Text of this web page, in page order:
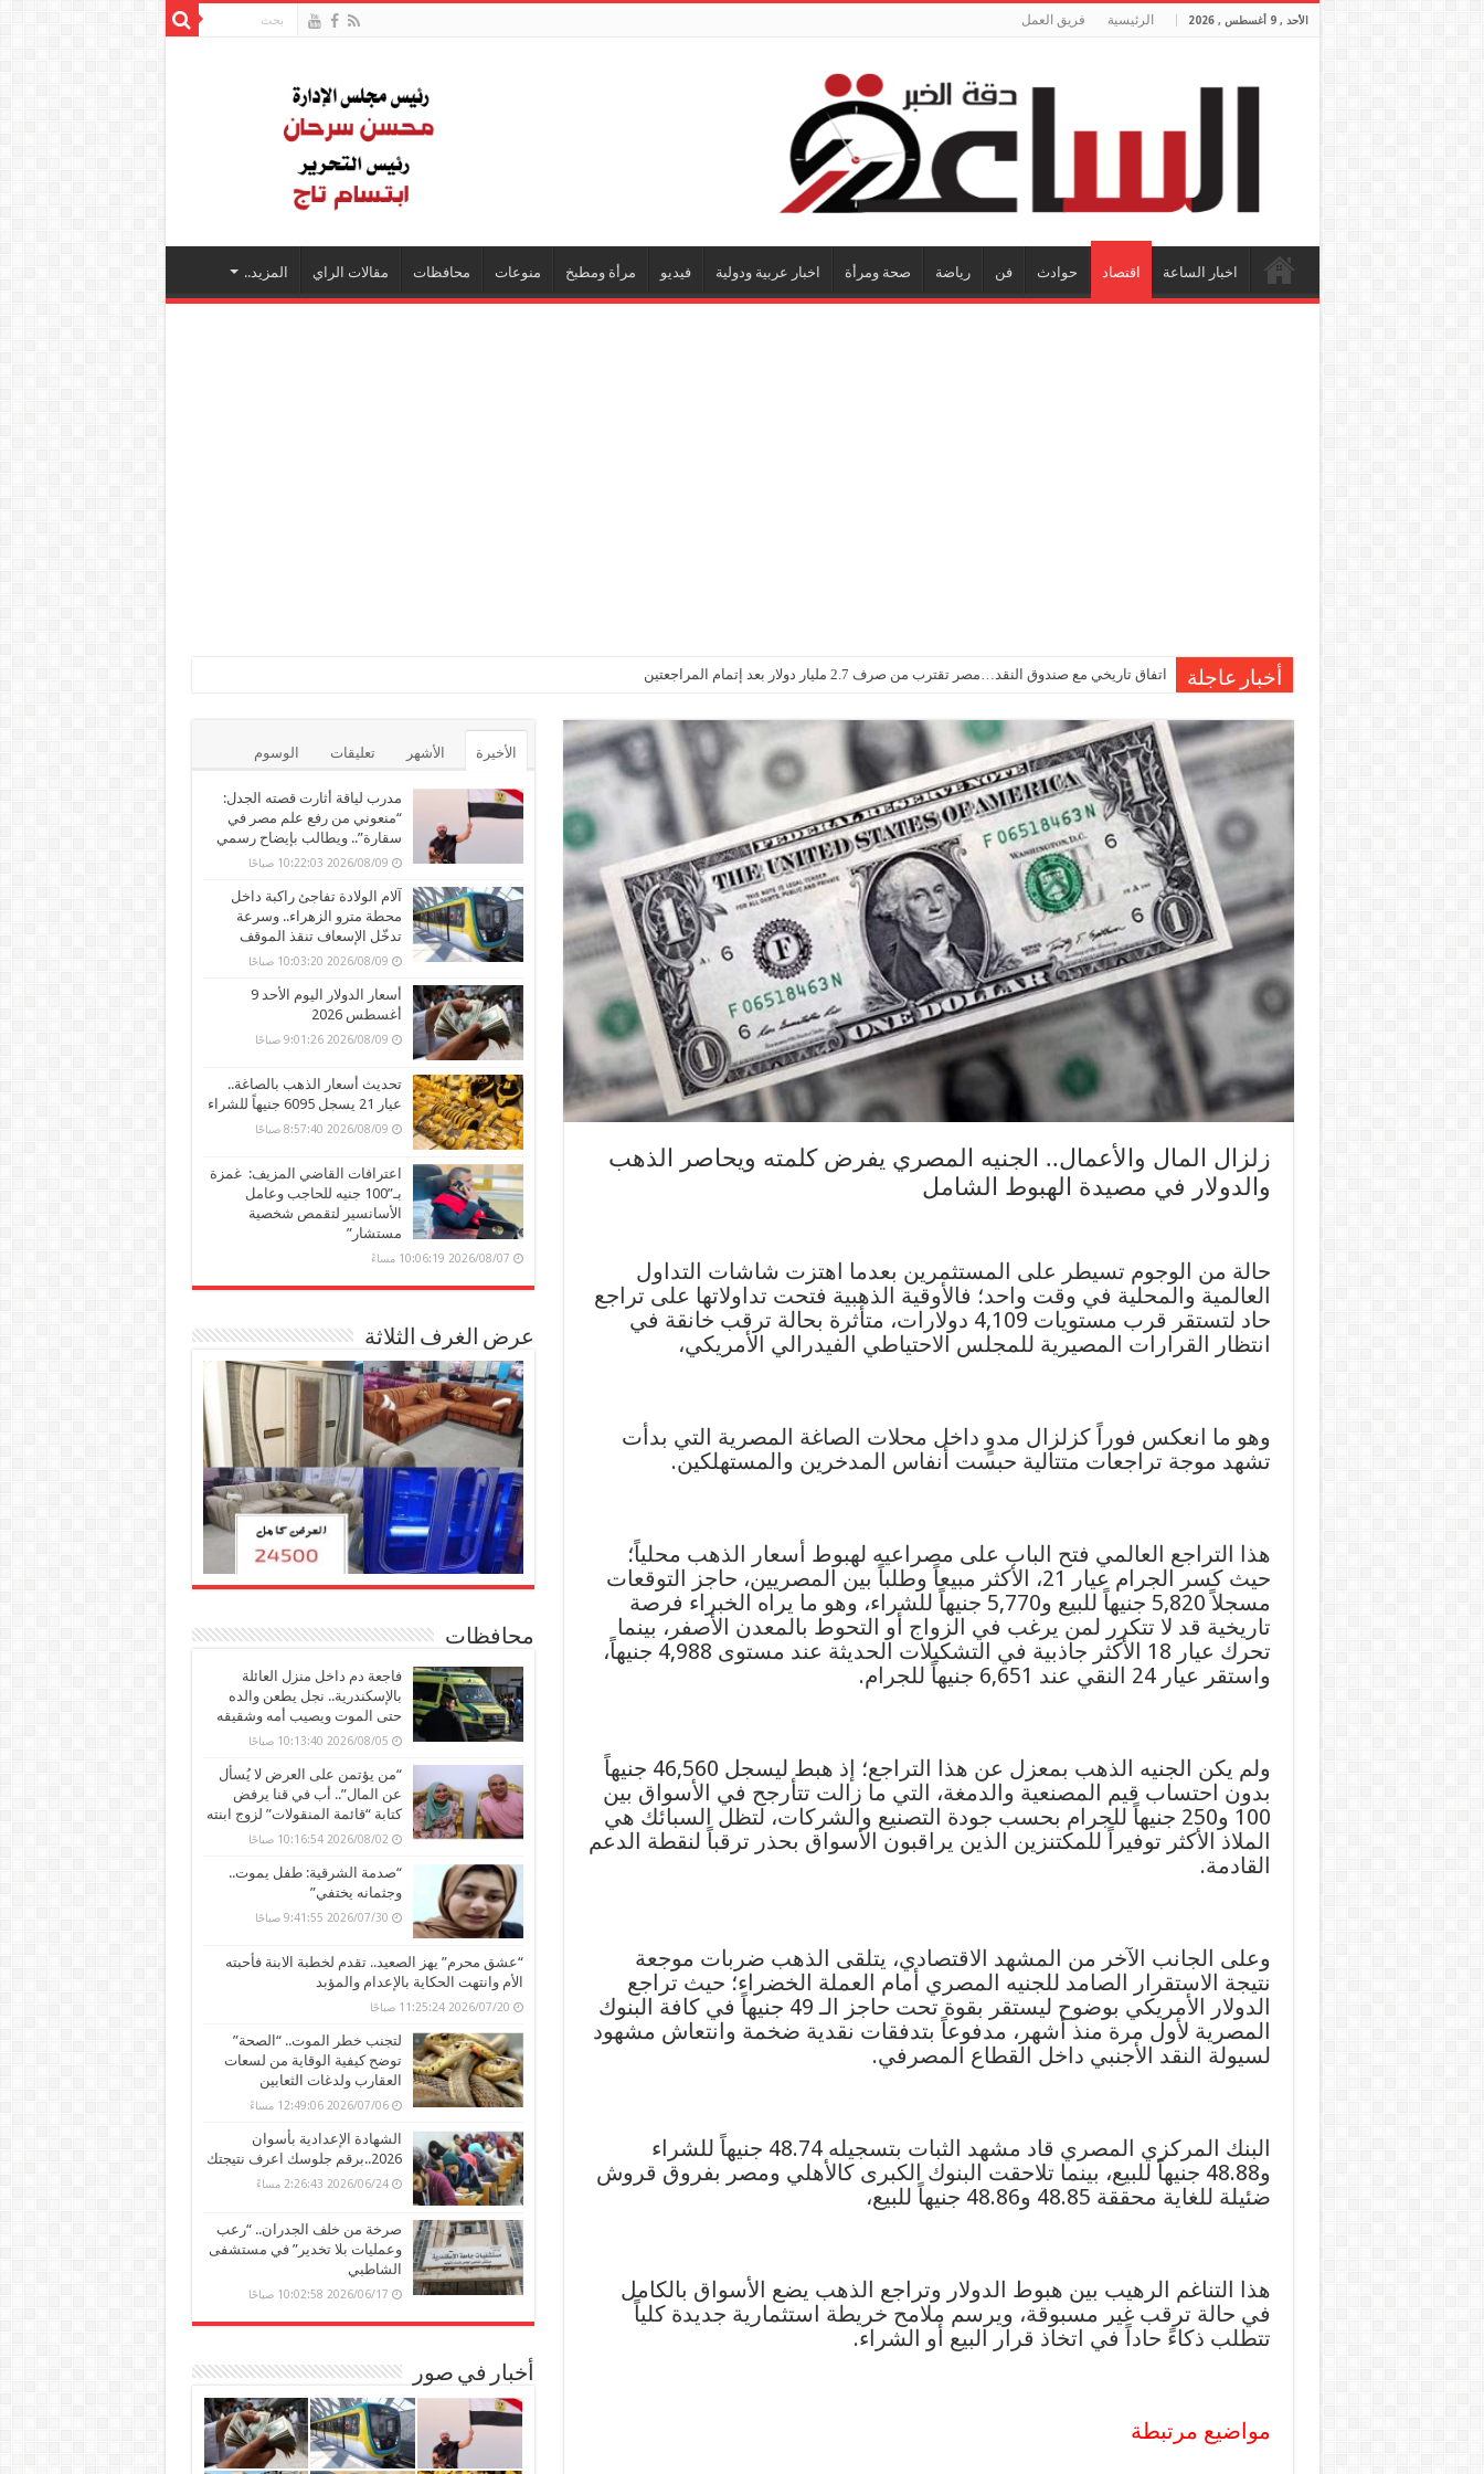
الأحد , 9 أغسطس , 2026 الرئيسية فريق العمل
اخبار الساعة اقتصاد حوادث فن رياضة صحة ومرأة اخبار عربية ودولية فيديو مرأة ومطبخ منوعات محافظات مقالات الراي المزيد..
أخبار عاجلة اتفاق تاريخي مع صندوق النقد…مصر تقترب من صرف 2.7 مليار دولار بعد إتمام المراجعتين
زلزال المال والأعمال.. الجنيه المصري يفرض كلمته ويحاصر الذهب
والدولار في مصيدة الهبوط الشامل
حالة من الوجوم تسيطر على المستثمرين بعدما اهتزت شاشات التداول
العالمية والمحلية في وقت واحد؛ فالأوقية الذهبية فتحت تداولاتها على تراجع
حاد لتستقر قرب مستويات 4,109 دولارات، متأثرة بحالة ترقب خانقة في
انتظار القرارات المصيرية للمجلس الاحتياطي الفيدرالي الأمريكي،
وهو ما انعكس فوراً كزلزال مدوٍ داخل محلات الصاغة المصرية التي بدأت
تشهد موجة تراجعات متتالية حبست أنفاس المدخرين والمستهلكين.
هذا التراجع العالمي فتح الباب على مصراعيه لهبوط أسعار الذهب محلياً؛
حيث كسر الجرام عيار 21، الأكثر مبيعاً وطلباً بين المصريين، حاجز التوقعات
مسجلاً 5,820 جنيهاً للبيع و5,770 جنيهاً للشراء، وهو ما يراه الخبراء فرصة
تاريخية قد لا تتكرر لمن يرغب في الزواج أو التحوط بالمعدن الأصفر، بينما
تحرك عيار 18 الأكثر جاذبية في التشكيلات الحديثة عند مستوى 4,988 جنيهاً،
واستقر عيار 24 النقي عند 6,651 جنيهاً للجرام.
ولم يكن الجنيه الذهب بمعزل عن هذا التراجع؛ إذ هبط ليسجل 46,560 جنيهاً
بدون احتساب قيم المصنعية والدمغة، التي ما زالت تتأرجح في الأسواق بين
100 و250 جنيهاً للجرام بحسب جودة التصنيع والشركات، لتظل السبائك هي
الملاذ الأكثر توفيراً للمكتنزين الذين يراقبون الأسواق بحذر ترقباً لنقطة الدعم
القادمة.
وعلى الجانب الآخر من المشهد الاقتصادي، يتلقى الذهب ضربات موجعة
نتيجة الاستقرار الصامد للجنيه المصري أمام العملة الخضراء؛ حيث تراجع
الدولار الأمريكي بوضوح ليستقر بقوة تحت حاجز الـ 49 جنيهاً في كافة البنوك
المصرية لأول مرة منذ أشهر، مدفوعاً بتدفقات نقدية ضخمة وانتعاش مشهود
لسيولة النقد الأجنبي داخل القطاع المصرفي.
البنك المركزي المصري قاد مشهد الثبات بتسجيله 48.74 جنيهاً للشراء
و48.88 جنيهاً للبيع، بينما تلاحقت البنوك الكبرى كالأهلي ومصر بفروق قروش
ضئيلة للغاية محققة 48.85 و48.86 جنيهاً للبيع،
هذا التناغم الرهيب بين هبوط الدولار وتراجع الذهب يضع الأسواق بالكامل
في حالة ترقب غير مسبوقة، ويرسم ملامح خريطة استثمارية جديدة كلياً
تتطلب ذكاءً حاداً في اتخاذ قرار البيع أو الشراء.
مواضيع مرتبطة
الأخيرة الأشهر تعليقات الوسوم
مدرب لياقة أثارت قصته الجدل:
“منعوني من رفع علم مصر في
سقارة”.. ويطالب بإيضاح رسمي
2026/08/09 10:22:03 صباحًا
آلام الولادة تفاجئ راكبة داخل
محطة مترو الزهراء.. وسرعة
تدخّل الإسعاف تنقذ الموقف
2026/08/09 10:03:20 صباحًا
أسعار الدولار اليوم الأحد 9
أغسطس 2026
2026/08/09 9:01:26 صباحًا
تحديث أسعار الذهب بالصاغة..
عيار 21 يسجل 6095 جنيهاً للشراء
2026/08/09 8:57:40 صباحًا
اعترافات القاضي المزيف: غمزة
بـ”100 جنيه للحاجب وعامل
الأسانسير لتقمص شخصية
مستشار”
2026/08/07 10:06:19 مساءً
عرض الغرف الثلاثة
محافظات
فاجعة دم داخل منزل العائلة
بالإسكندرية.. نجل يطعن والده
حتى الموت ويصيب أمه وشقيقه
2026/08/05 10:13:40 صباحًا
“من يؤتمن على العرض لا يُسأل
عن المال”.. أب في قنا يرفض
كتابة “قائمة المنقولات” لزوج ابنته
2026/08/02 10:16:54 صباحًا
“صدمة الشرقية: طفل يموت..
وجثمانه يختفي”
2026/07/30 9:41:55 صباحًا
“عشق محرم” يهز الصعيد.. تقدم لخطبة الابنة فأحبته
الأم وانتهت الحكاية بالإعدام والمؤبد
2026/07/20 11:25:24 صباحًا
لتجنب خطر الموت.. “الصحة”
توضح كيفية الوقاية من لسعات
العقارب ولدغات الثعابين
2026/07/06 12:49:06 مساءً
الشهادة الإعدادية بأسوان
2026..برقم جلوسك اعرف نتيجتك
2026/06/24 2:26:43 مساءً
صرخة من خلف الجدران.. “رعب
وعمليات بلا تخدير” في مستشفى
الشاطبي
2026/06/17 10:02:58 صباحًا
أخبار في صور